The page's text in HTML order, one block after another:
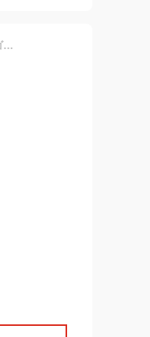
らくらくストレートパンツ 春夏対応 洗濯機OK ユニレディ ウエスト後ろゴム 事務服 ネイビー ブラック オフィス イベントショールーム ホテル接客 病院受付 医療事務 制服 入学式入園式 卒業卒園式 快適さわやか 仕事服 unilady ヤギコーポレーション YAGI U72355P